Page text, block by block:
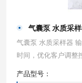
气囊泵 水质采
气囊泵 水质采样器 输入井深，主机自动计算打压时间与进水
时间，优化客户调整
产品型号：